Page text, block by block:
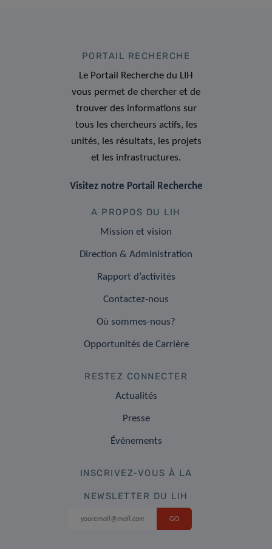
PORTAIL RECHERCHE
Le Portail Recherche du LIH
vous permet de chercher et de
trouver des informations sur
tous les chercheurs actifs, les
unités, les résultats, les projets
et les infrastructures.
Visitez notre Portail Recherche
A PROPOS DU LIH
Mission et vision
Direction & Administration
Rapport d’activités
Contactez-nous
Où sommes-nous?
Opportunités de Carrière
RESTEZ CONNECTER
Actualités
Presse
Événements
INSCRIVEZ-VOUS À LA
NEWSLETTER DU LIH